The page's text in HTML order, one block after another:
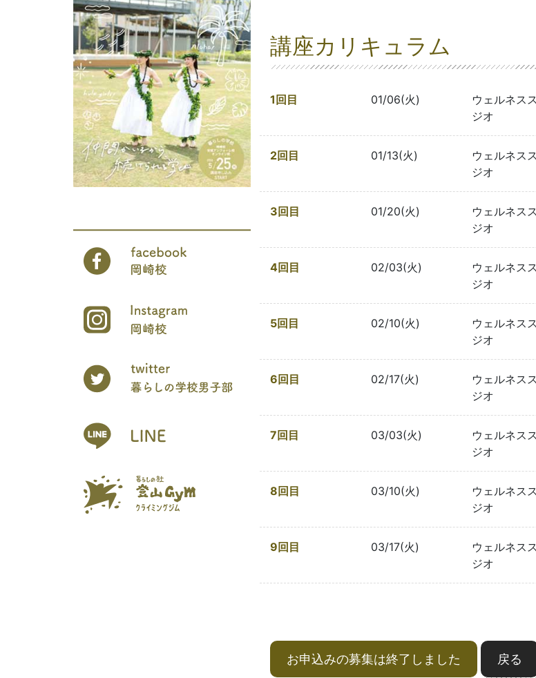
講座カリキュラム
1回目 01/06(火)
ウェルネス
ジオ
2回目 01/13(火)
ウェルネス
ジオ
3回目 01/20(火)
ウェルネス
ジオ
4回目 02/03(火)
ウェルネス
ジオ
5回目 02/10(火)
ウェルネス
ジオ
6回目 02/17(火)
ウェルネス
ジオ
7回目 03/03(火)
ウェルネス
ジオ
8回目 03/10(火)
ウェルネス
ジオ
9回目 03/17(火)
ウェルネス
ジオ
お申込みの募集は終了しました 戻る